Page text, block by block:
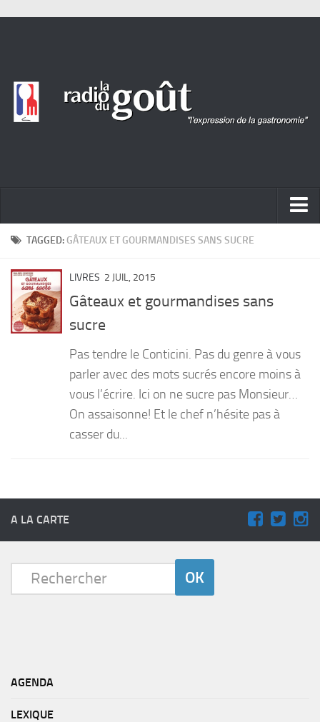
ACTUALITÉ
PORTRAITS
LIVRES
Entrées
Desserts
TAGGED: GÂTEAUX ET GOURMANDISES SANS SUCRE
LIVRES 2 JUIL, 2015
Gâteaux et gourmandises sans
sucre
Pas tendre le Conticini. Pas du genre à vous
parler avec des mots sucrés encore moins à
vous l’écrire. Ici on ne sucre pas Monsieur…
On assaisonne! Et le chef n’hésite pas à
casser du...
A LA CARTE
AGENDA
LEXIQUE